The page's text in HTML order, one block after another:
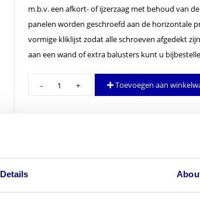
Details
m.b.v. een afkort- of ijzerzaag met behoud van
panelen worden geschroefd aan de horizontale
vormige kliklijst zodat alle schroeven afgedekt
aan een wand of extra balusters kunt u
Plankhekwerk
lengte
Toevoegen aan